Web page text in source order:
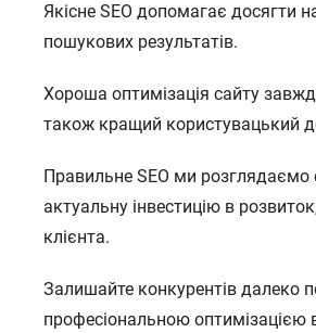
Якісне SEO допомагає досягти
пошукових результатів.
Хороша оптимізація сайту
також кращий користувацький
Правильне SEO ми розглядаємо
актуальну інвестицію в
клієнта.
Залишайте конкурентів далеко
професіональною оптимізацією